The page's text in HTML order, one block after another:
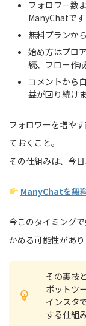
フォロワー数
ManyChatです
無料プランか
始め方はプロ
続、フロー作
コメントから
益が回り続け
フォロワーを増や
ておくこと。
その仕組みは、今
ManyChatを無
今このタイミング
かめる可能性があり
その裏技
ボットツ
インスタ
する仕組